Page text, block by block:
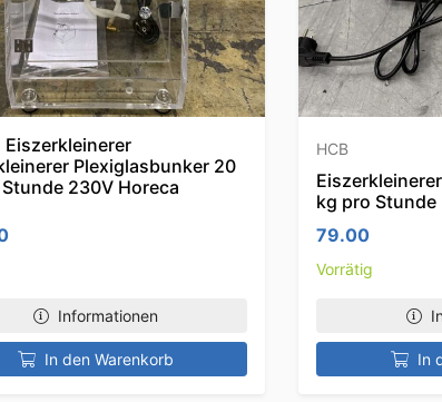
Eiszerkleinerer
Plexiglasbunker 20
230V Horeca
Informationen
In den Warenkorb
HCB
kg pro Stunde
79.00
Vorrätig
In